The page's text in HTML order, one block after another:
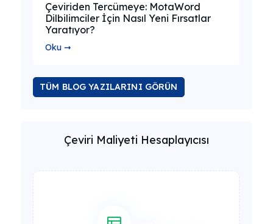
Çeviriden Tercümeye: MotaWord
Dilbilimciler İçin Nasıl Yeni Fırsatlar
Yaratıyor?
Oku ➞
TÜM BLOG YAZILARINI GÖRÜN
Çeviri Maliyeti Hesaplayıcısı